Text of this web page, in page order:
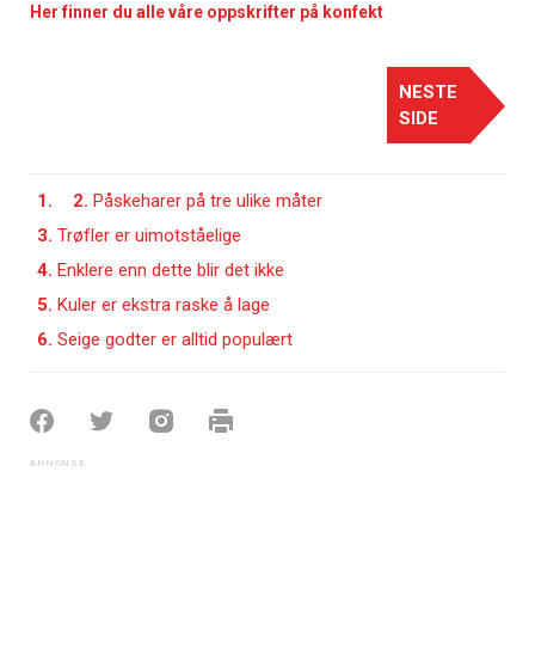
Her finner du alle våre oppskrifter på konfekt
NESTE
SIDE
1. 2. Påskeharer på tre ulike måter
3. Trøfler er uimotståelige
4. Enklere enn dette blir det ikke
5. Kuler er ekstra raske å lage
6. Seige godter er alltid populært